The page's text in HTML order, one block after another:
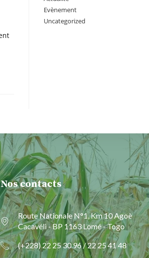
Evènement
Uncategorized
Nos contacts
Route Nationale N°1, Km 10 Agoè
Cacavéli - BP 1163 Lomé - Togo
(+228) 22 25 30 96 / 22 25 41 48